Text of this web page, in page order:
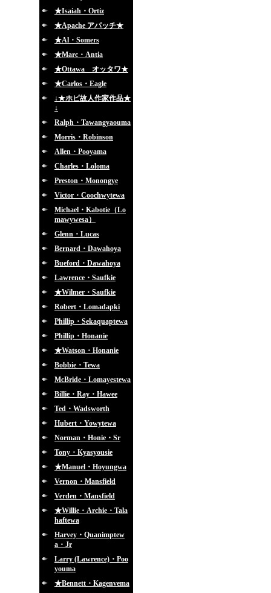
★Isaiah・Ortiz
★Apache アパッチ★
★Al・Somers
★Marc・Antia
★Ottawa オッタワ★
★Carlos・Eagle
↓★ホピ故人作家作品★
↓
Ralph・Tawangyaouma
Morris・Robinson
Allen・Pooyama
Charles・Loloma
Preston・Monongye
Victor・Coochwytewa
Michael・Kabotie（Lo
mawywesa）
Glenn・Lucas
Bernard・Dawahoya
Bueford・Dawahoya
Lawrence・Saufkie
★Wilmer・Saufkie
Robert・Lomadapki
Phillip・Sekaquaptewa
Phillip・Honanie
★Watson・Honanie
Bobbie・Tewa
McBride・Lomayestewa
Billie・Ray・Hawee
Ted・Wadsworth
Hubert・Yowytewa
Norman・Honie・Sr
Tony・Kyasyousie
★Manuel・Hoyungwa
Vernon・Mansfield
Verden・Mansfield
★Willie・Archie・Tala
haftewa
Harvey・Quanimptew
a・Jr
Larry (Lawrence)・Poo
youma
★Bennett・Kagenvema